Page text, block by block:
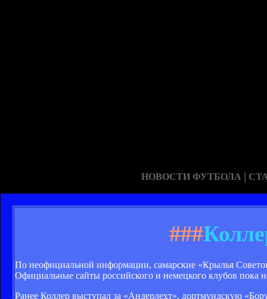
НОВОСТИ ФУТБОЛА |
###
По неофициальной информации, самарские «Крылья
Официальные сайты российского и немецкого клубов пока
Ранее Коллер выступал за «Андерлехт», дортмундскую